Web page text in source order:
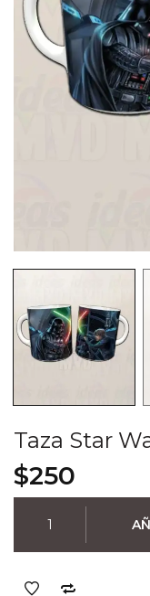
Taza Star
$250
Wars